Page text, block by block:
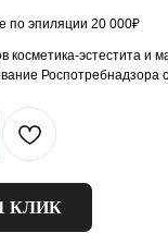
по эпиляции 20 000₽
косметика-эстестита и
Роспотребнадзора
КЛИК